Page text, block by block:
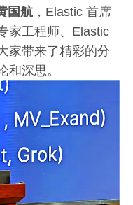
国航 ，Elastic 首席
家工程师、Elastic
家带来了精彩的分
和深思。